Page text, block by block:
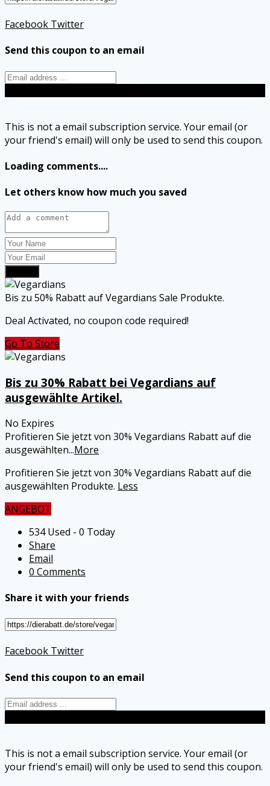
Facebook Twitter
Send this coupon to an email
This is not a email subscription service. Your email (or
your friend's email) will only be used to send this coupon.
Loading comments....
Let others know how much you saved
Bis zu 50% Rabatt auf Vegardians Sale Produkte.
Deal Activated, no coupon code required!
Go To Store
Bis zu 30% Rabatt bei Vegardians auf
ausgewählte Artikel.
No Expires
Profitieren Sie jetzt von 30% Vegardians Rabatt auf die
ausgewählten...More
Profitieren Sie jetzt von 30% Vegardians Rabatt auf die
ausgewählten Produkte. Less
ANGEBOT
534 Used - 0 Today
Share
Email
0 Comments
Share it with your friends
Facebook Twitter
Send this coupon to an email
This is not a email subscription service. Your email (or
your friend's email) will only be used to send this coupon.